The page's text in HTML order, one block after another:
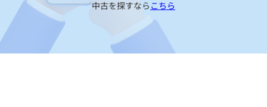
中古を探すなら こちら